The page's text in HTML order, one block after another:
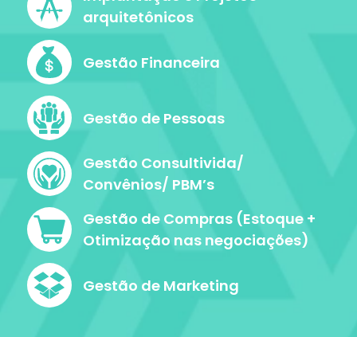
arquitetônicos
Gestão Financeira
Gestão de Pessoas
Gestão Consultivida/
Convênios/ PBM’s
Gestão de Compras (Estoque +
Otimização nas negociações)
Gestão de Marketing